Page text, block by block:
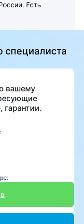
Есть
вашему
гарантии.